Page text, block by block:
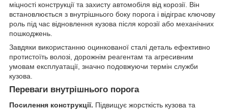
міцності конструкції та захисту автомобіля від корозії. Він
встановлюється з внутрішнього боку порога і відіграє ключову
роль під час відновлення кузова після корозії або механічних
пошкоджень.
Завдяки використанню оцинкованої сталі деталь ефективно
протистоїть волозі, дорожнім реагентам та агресивним
умовам експлуатації, значно подовжуючи термін служби
кузова.
Переваги внутрішнього порога
Посилення конструкції. Підвищує жорсткість кузова та